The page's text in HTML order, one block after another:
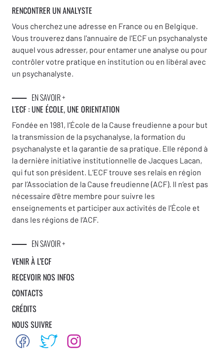
RENCONTRER UN ANALYSTE
Vous cherchez une adresse en France ou en Belgique.
Vous trouverez dans l'annuaire de l'ECF un psychanalyste
auquel vous adresser, pour entamer une analyse ou pour
contrôler votre pratique en institution ou en libéral avec
un psychanalyste.
EN SAVOIR +
L'ECF : UNE ÉCOLE, UNE ORIENTATION
Fondée en 1981, l’École de la Cause freudienne a pour but
la transmission de la psychanalyse, la formation du
psychanalyste et la garantie de sa pratique. Elle répond à
la dernière initiative institutionnelle de Jacques Lacan,
qui fut son président. L’ECF trouve ses relais en région
par l’Association de la Cause freudienne (ACF). Il n’est pas
nécessaire d’être membre pour suivre les
enseignements et participer aux activités de l’École et
dans les régions de l’ACF.
EN SAVOIR +
VENIR À L’ECF
RECEVOIR NOS INFOS
CONTACTS
CRÉDITS
NOUS SUIVRE